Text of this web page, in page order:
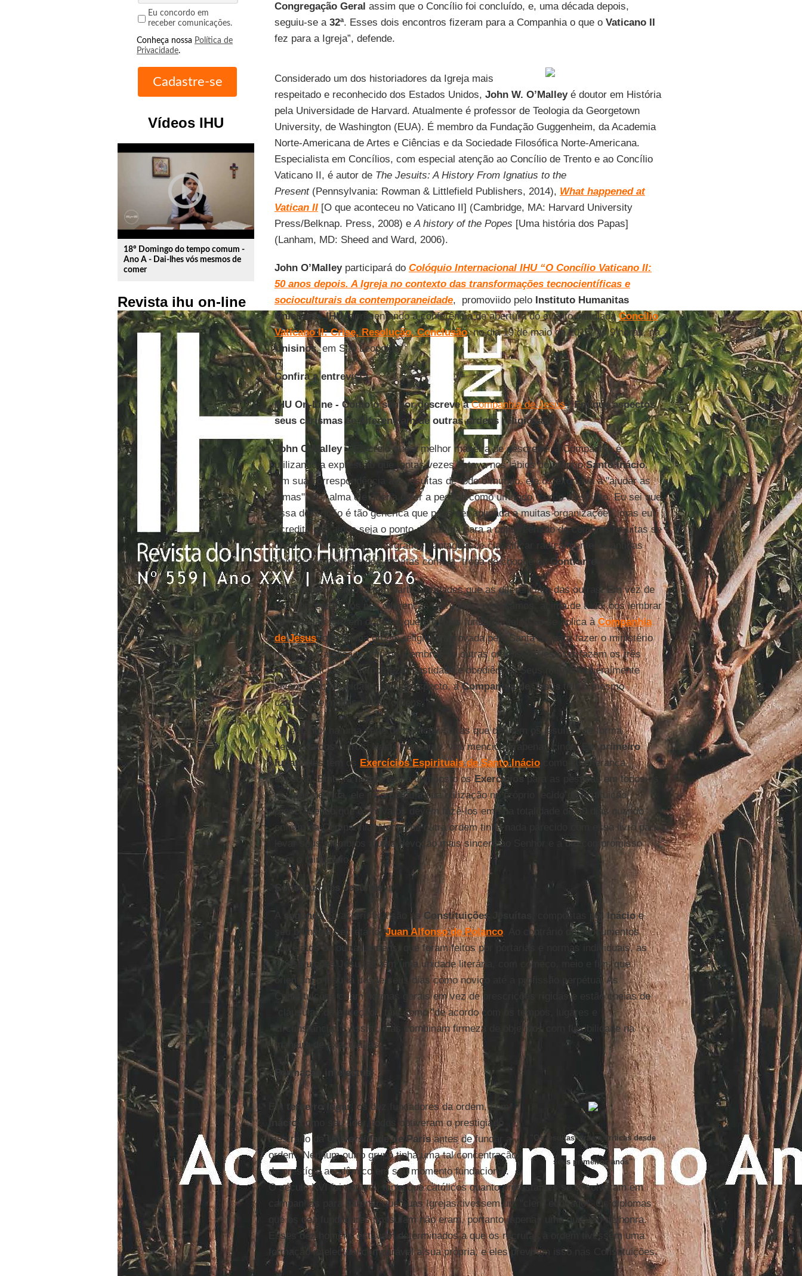
Eu concordo em
receber comunicações.
Conheça nossa Política de
Privacidade.
Vídeos IHU
play_circle_outline
18º Domingo do tempo comum -
Ano A - Dai-lhes vós mesmos de
comer
Revista ihu on-line
Congregação Geral assim que o Concílio foi concluído, e, uma década depois,
seguiu-se a 32ª. Esses dois encontros fizeram para a Companhia o que o Vaticano II
fez para a Igreja”, defende.
Considerado um dos historiadores da Igreja mais
respeitado e reconhecido dos Estados Unidos, John W. O’Malleyé doutor em História
pela Universidade de Harvard. Atualmente é professor de Teologia da Georgetown
University, de Washington (EUA). É membro da Fundação Guggenheim, da Academia
Norte-Americana de Artes e Ciências e da Sociedade Filosófica Norte-Americana.
Especialista em Concílios, com especial atenção ao Concílio de Trento e ao Concílio
Vaticano II, é autor deThe Jesuits: A History From Ignatius to the
Present(Pennsylvania: Rowman & Littlefield Publishers, 2014), What happened at
Vatican II[O que aconteceu no Vaticano II] (Cambridge, MA: Harvard University
Press/Belknap. Press, 2008) eA history of the Popes [Uma história dos Papas]
(Lanham, MD: Sheed and Ward, 2006).
John O’Malleyparticipará do Colóquio Internacional IHU “O Concílio Vaticano II:
50 anos depois. A Igreja no contexto das transformações tecnocientíficas e
socioculturais da contemporaneidade, promoviido pelo Instituto Humanitas
Unisinos - IHU, apresentando a conferência de abertura do evento intituladaConcílio
Vaticano II: Crise, Resolução, Conclusão, no dia 19 de maio de 2015, às 9 horas, na
Unisinos, em São Leopoldo.
Confira a entrevista.
IHU On-Line - Como o senhor descreve aCompanhia de Jesus? Em que aspectos
seus carismas se diferenciam de outras ordens religiosas?
John O’Malley –Eu creio que a melhor maneira de descrever a Companhia é
utilizando a expressão que tantas vezes estava nos lábios do próprioSanto Inácio.
Em sua correspondência aos jesuítas de todo o mundo, ele os exortava a "ajudar as
almas". Por alma ele queria dizer a pessoa como um todo, corpo e espírito. Eu sei que
essa descrição é tão genérica que pode ser aplicada a muitas organizações, mas eu
acredito que ainda seja o ponto de partida para a compreensão de como os jesuítas se
desenvolveram. Ela tem a grande vantagem de classificar radicalmente as antigas
descrições padrões dos jesuítas como a "tropa de choque daContrarreforma
Cada ordem religiosa tem particularidades que as diferenciam das outras. Em vez de
nos concentrarmos nas diferenças entre elas, precisamos, acima de tudo, nos lembrar
do que elas têm em comum, que é o mais fundamental. Isso se aplica àCompanhia
de Jesus, que é uma ordem religiosa aprovada pela Santa Sé para fazer o ministério
na Igreja Católica. Como os membros de outras ordens, os jesuítas fazem os três
votos tradicionais de pobreza, castidade e obediência. Seus membros geralmente
vivem em comunidade. Nesse aspecto, aCompanhia de Jesus
tem o mesmo
carisma de muitas outras ordens.
No entanto, há uma série de características que definem os jesuítas de forma
separada dos outros. Neste momento, vou mencionar apenas cinco. Emprimeiro
lugar, eles têm os Exercícios Espirituais de Santo Ináciocomo sua herança
especial. EmboraInáciotenha composto osExercíciospara as pessoas em todos os
estados de vida, ele incorporou a sua utilização no próprio tecido da instituição,
prescrevendo que os novatos devem fazê-los em sua totalidade de 30 dias quando
entram na Companhia. Nenhuma outra ordem tinha nada parecido com esse livro para
levar seus membros a uma devoção mais sincera ao Senhor e a um compromisso
com o ministério.
Constituições Jesuítas
segundacaracterística são as Constituições Jesuítas , compostas por Inácioe
seu brilhante secretário,Juan Alfonso de Polanco. Ao contrário dos documentos
correlatos de outras ordens, que foram feitos por portarias e normas individuais, as
Constituições Jesuítas têm uma unidade literária, com começo, meio e fim, que
orientam o jesuíta desde seus dias como noviço até a profissão perpétua. As
Constituições criam normas gerais em vez de prescrições rígidas e estão cheias de
"cláusulas de exceção", tais como "de acordo com os tempos, lugares e
circunstâncias". Assim, elas combinam firmeza de objetivos com flexibilidade na
maneira de executá-las.
Formação intelectual
"Os jesuítas atraem críticas desde
seus primeiros anos"
Em terceiro lugar, os dez fundadores da ordem, com
Ináciocomo seu líder, todos obtiveram o prestigiado
mestrado da
Universidade de Parisantes de fundar a
ordem. Nenhum outro grupo tinha uma tal concentração
de prestígio acadêmico em seu momento fundacional.
O século XVI foi notável, tanto que católicos quanto protestantes se envolveram em
campanhas para garantir que suas Igrejas tivessem um "clero educado". Os diplomas
que os dez fundadores possuíam não eram, portanto, apenas uma questão de honra.
Esses dez homens estavam determinados a que os recrutas à ordem tivessem uma
formação intelectual comparável a sua própria, e eles previram isso nas Constituições.